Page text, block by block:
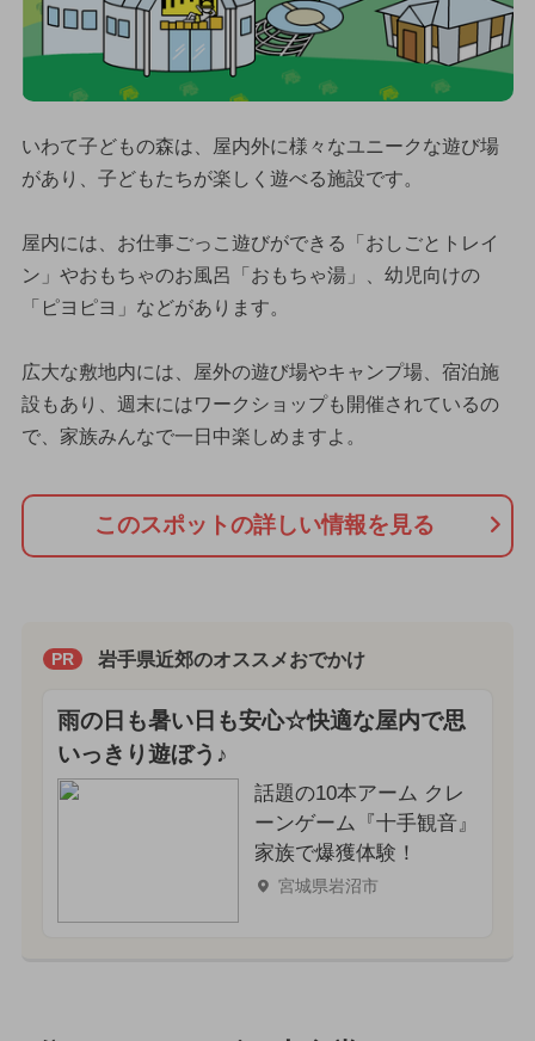
いわて子どもの森は、屋内外に様々なユニークな遊び場
があり、子どもたちが楽しく遊べる施設です。
屋内には、お仕事ごっこ遊びができる「おしごとトレイ
ン」やおもちゃのお風呂「おもちゃ湯」、幼児向けの
「ピヨピヨ」などがあります。
広大な敷地内には、屋外の遊び場やキャンプ場、宿泊施
設もあり、週末にはワークショップも開催されているの
で、家族みんなで一日中楽しめますよ。
このスポットの詳しい情報を見る
PR 岩手県近郊のオススメおでかけ
雨の日も暑い日も安心☆快適な屋内で思
いっきり遊ぼう♪
話題の10本アーム クレ
ーンゲーム『十手観音』
家族で爆獲体験！
宮城県岩沼市